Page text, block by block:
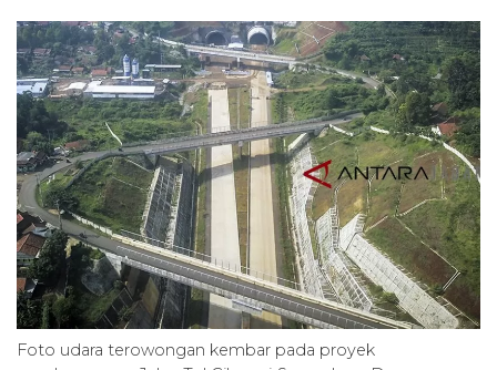
Foto udara terowongan kembar pada proyek